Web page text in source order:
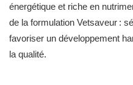
énergétique et riche en
de la formulation Vetsaveur :
favoriser un développement
la qualité.